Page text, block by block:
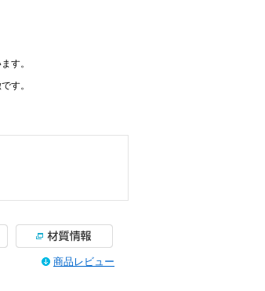
す。
す。
商品レビュー